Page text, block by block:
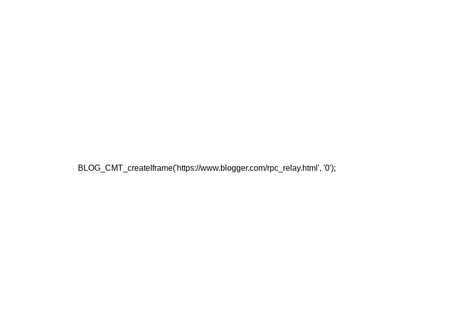
BLOG_CMT_createIframe('https://www.blogger.com/rpc_relay.html', '0');